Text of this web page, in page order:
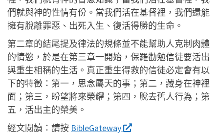
們就與神的性情有份。當我們活在基督裡，我們還能
擁有脫離罪惡、出死入生、復活得勝的生命。
第二章的結尾提及律法的規條並不能幫助人克制肉體
的情慾，於是在第三章一開始，保羅勸勉信徒要活出
與重生相稱的生活。真正重生得救的信徒必定會有以
下的特徵：第一，思念屬天的事；第二，藏身在神裡
面；第三，盼望將來榮耀；第四，脫去舊人行為；第
五，活出主的榮美。
經文閱讀： 請按 BibleGateway